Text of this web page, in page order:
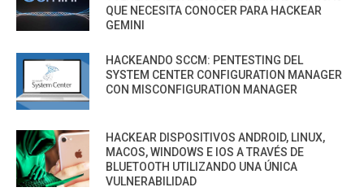
QUE NECESITA CONOCER PARA HACKEAR
GEMINI
HACKEANDO SCCM: PENTESTING DEL
SYSTEM CENTER CONFIGURATION MANAGER
CON MISCONFIGURATION MANAGER
HACKEAR DISPOSITIVOS ANDROID, LINUX,
MACOS, WINDOWS E IOS A TRAVÉS DE
BLUETOOTH UTILIZANDO UNA ÚNICA
VULNERABILIDAD